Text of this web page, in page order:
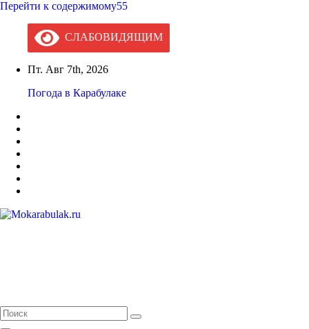
Перейти к содержимому55
СЛАБОВИДЯЩИМ
Пт. Авг 7th, 2026
Погода в Карабулаке